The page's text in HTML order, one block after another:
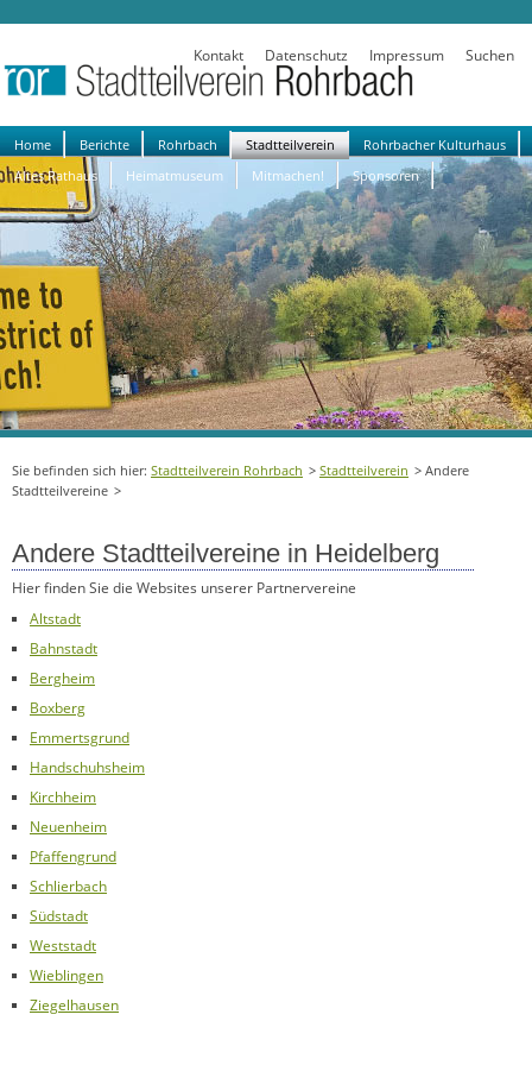
Kontakt Datenschutz Impressum Suchen
Navigation
überspringen
Home Berichte Rohrbach Stadtteilverein
Rohrbacher Kulturhaus
Altes Rathaus
Heimatmuseum Mitmachen! Sponsoren
Stadtteilverein Rohrbach Stadtteilverein
Andere
Stadtteilvereine
Andere Stadtteilvereine in Heidelberg
Hier finden Sie die Websites unserer Partnervereine
Altstadt
Bahnstadt
Bergheim
Boxberg
Emmertsgrund
Handschuhsheim
Kirchheim
Neuenheim
Pfaffengrund
Schlierbach
Südstadt
Weststadt
Wieblingen
Ziegelhausen